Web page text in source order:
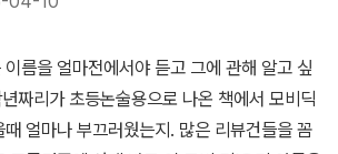
얘기를 해버렸네요. <모비 딕>이라는 작품이
복수심만 이야기했다면 지금까지 읽히지 않
마엘과 식인종 퀴퀘그의 우정이나 선원들 간
에 대한 걱정과 그리움, 말이 통하지 않는 고
'죽음'이라는 소재를 빼놓는다면 <모비 딕>은
원한에 격렬하고 불가사의한 공감을 느끼게
떠다니면서, 작가의 고래와 고래잡이에 대한
나열된다.다른 포경선들을 만나면, 보트를 내
어느 때보다 더 그런 '충동'은 억압되거나 치
념으로 추락하고 말았다. 우리는 단지 예술
서만 인류의 태곳적 충동이 되어버린 '죽음충
볼 수 있을 뿐이다.'블랙스완'의 니나(나탈리
완벽함)'는 죽음이라는 자신의 파멸을,
름을 얼마전에서야 듣고 그에 관해 알고 싶
짜리가 초등논술용으로 나온 책에서 모비딕
얼마나 부끄러웠는지. 많은 리뷰건들을 꼼